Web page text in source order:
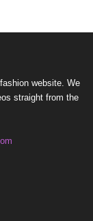
website. We
straight from the